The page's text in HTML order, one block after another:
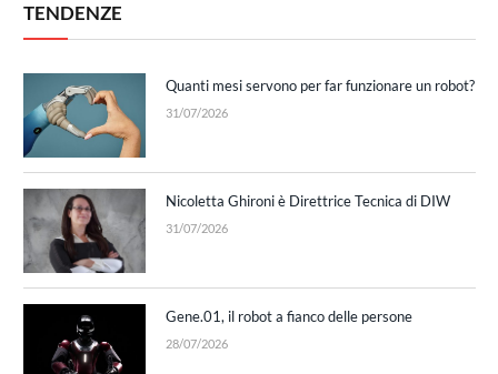
TENDENZE
Quanti mesi servono per far funzionare un robot?
31/07/2026
Nicoletta Ghironi è Direttrice Tecnica di DIW
31/07/2026
Gene.01, il robot a fianco delle persone
28/07/2026